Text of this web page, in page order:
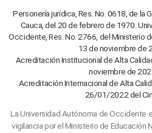
Personería jurídica, Res. No. 0618, de la
Cauca, del 20 de febrero de 1970.
Occidente, Res. No. 2766, del Ministerio
13 de noviembre de
Acreditación Institucional de Alta
noviembre de
Acreditación Internacional de Alta
26/01/2022 del
La Universidad Autónoma de Occidente
vigilancia por el Ministerio de Educación